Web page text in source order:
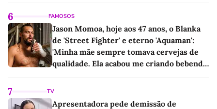
6 FAMOSOS
Jason Momoa, hoje aos 47 anos, o Blanka
de 'Street Fighter' e eterno 'Aquaman':
'Minha mãe sempre tomava cervejas de
qualidade. Ela acabou me criando bebendo
7 TV
Apresentadora pede demissão de